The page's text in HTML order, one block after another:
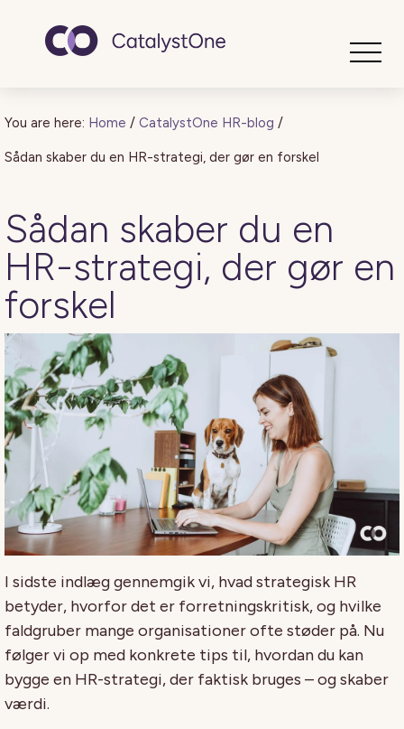
You are here: Home / CatalystOne HR-blog /
Sådan skaber du en HR-strategi, der gør en forskel
Sådan skaber du en
HR-strategi, der gør en
forskel
I sidste indlæg gennemgik vi, hvad strategisk HR
betyder, hvorfor det er forretningskritisk, og hvilke
faldgruber mange organisationer ofte støder på. Nu
følger vi op med konkrete tips til, hvordan du kan
bygge en HR-strategi, der faktisk bruges – og skaber
værdi.